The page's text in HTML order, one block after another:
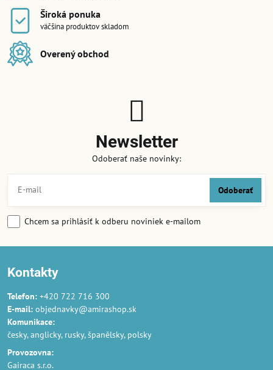
Široká ponuka
väčšina produktov skladom
Overený obchod
Newsletter
Odoberať naše novinky:
Odoberať
Chcem sa prihlásiť k odberu noviniek e-mailom
Kontakty
Telefon: +420 722 716 300
E-mail: objednavky@amirashop.sk
Komunikace:
česky, anglicky, rusky, španělsky, polsky
Provozovna:
Gairaca s.r.o.